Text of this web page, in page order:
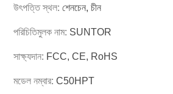
উৎপত্তি স্থল: শেনচেন, চীন
পরিচিতিমুলক নাম: SUNTOR
সাক্ষ্যদান: FCC, CE, RoHS
মডেল নম্বার: C50HPT